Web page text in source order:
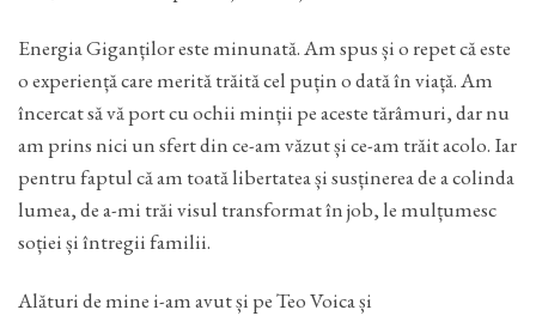
Energia Giganților este minunată. Am spus și o repet că este
o experiență care merită trăită cel puțin o dată în viață. Am
încercat să vă port cu ochii minții pe aceste tărâmuri, dar nu
am prins nici un sfert din ce-am văzut și ce-am trăit acolo. Iar
pentru faptul că am toată libertatea și susținerea de a colinda
lumea, de a-mi trăi visul transformat în job, le mulțumesc
soției și întregii familii.
Alături de mine i-am avut și pe Teo Voica și